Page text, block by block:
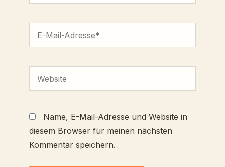
Name, E-Mail-Adresse und Website in
diesem Browser für meinen nächsten
Kommentar speichern.